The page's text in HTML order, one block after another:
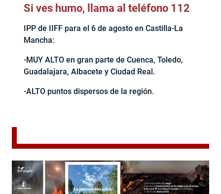
Si ves humo, llama al teléfono 112
IPP de IIFF para el 6 de agosto en Castilla-La
Mancha:
-MUY ALTO en gran parte de Cuenca, Toledo,
Guadalajara, Albacete y Ciudad Real.
-ALTO puntos dispersos de la región.